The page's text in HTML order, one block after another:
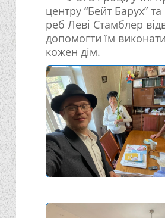
центру “Бейт Барух”
реб Леві Стамблер
допомогти їм
кожен дім.